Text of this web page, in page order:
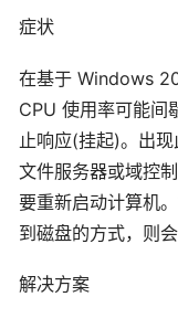
症状
在基于 Windows
CPU 使用率可能间
止响应(挂起)。出
文件服务器或域控
要重新启动计算机
到磁盘的方式，则会
解决方案